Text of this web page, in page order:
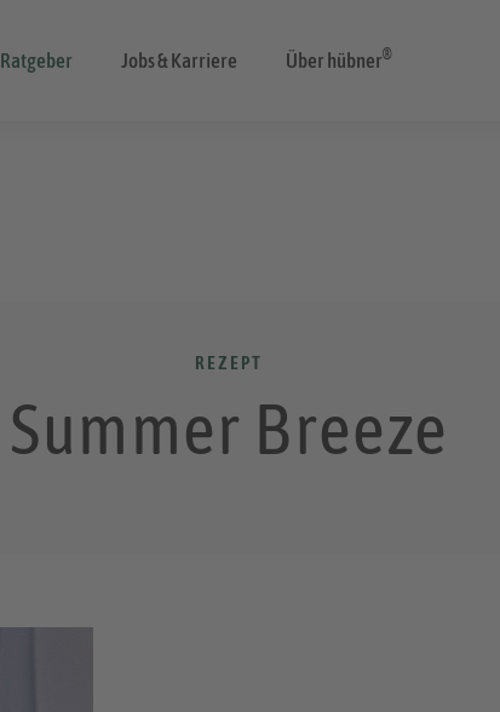
Ratgeber Jobs & Karriere Über hübner®
REZEPT
Summer Breeze